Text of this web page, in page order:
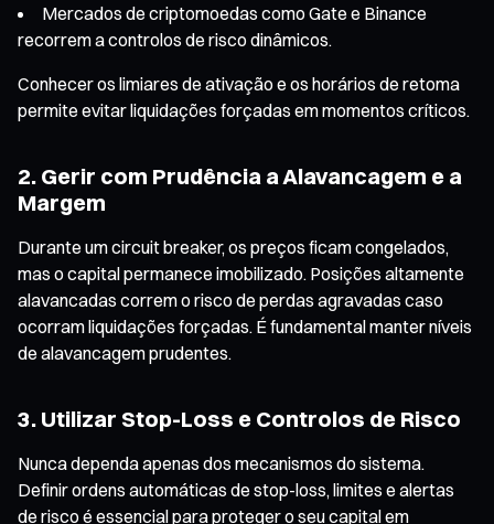
Mercados de criptomoedas como Gate e Binance
recorrem a controlos de risco dinâmicos.
Conhecer os limiares de ativação e os horários de retoma
permite evitar liquidações forçadas em momentos críticos.
2. Gerir com Prudência a Alavancagem e a
Margem
Durante um circuit breaker, os preços ficam congelados,
mas o capital permanece imobilizado. Posições altamente
alavancadas correm o risco de perdas agravadas caso
ocorram liquidações forçadas. É fundamental manter níveis
de alavancagem prudentes.
3. Utilizar Stop-Loss e Controlos de Risco
Nunca dependa apenas dos mecanismos do sistema.
Definir ordens automáticas de stop-loss, limites e alertas
de risco é essencial para proteger o seu capital em